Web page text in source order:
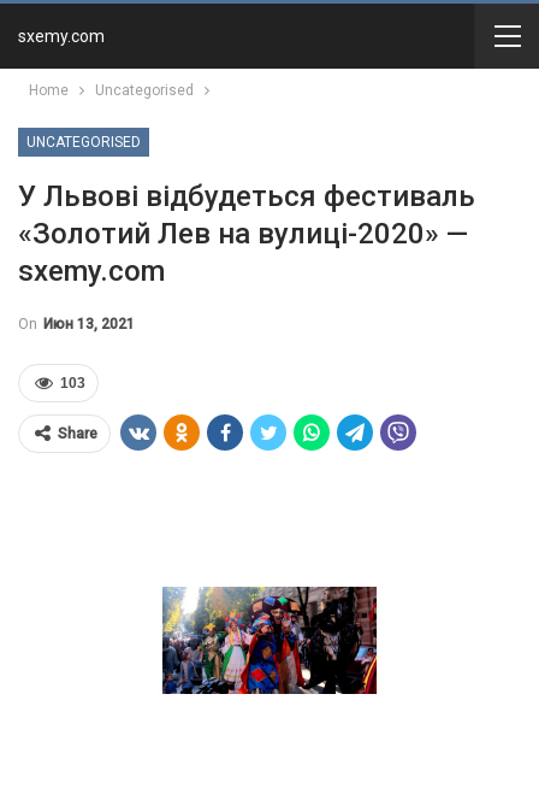
sxemy.com
Home Uncategorised
UNCATEGORISED
У Львові відбудеться фестиваль
«Золотий Лев на вулиці-2020» —
sxemy.com
On Июн 13, 2021
103
Share